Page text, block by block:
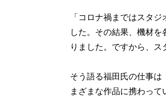
「コロナ禍まではスタ
した。その結果、機材
りました。ですから、ス
そう語る福田氏の仕事は
まざまな作品に携わって